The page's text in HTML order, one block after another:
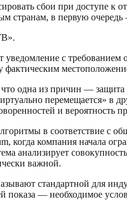
сбои при доступе к
странам, в первую
с требованием
одна из причин —
перемещается» в
и вероятность
в соответствие с
компания начала
анализирует
важной.
стандартной для
показа — необходимое